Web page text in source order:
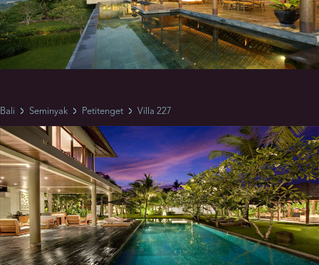
Bali Seminyak Petitenget Villa 227